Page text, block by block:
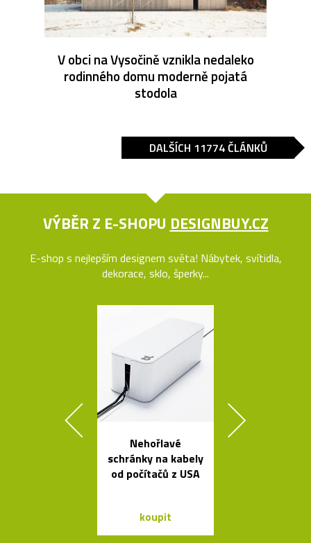
V obci na Vysočině vznikla nedaleko
rodinného domu moderně pojatá
stodola
DALŠÍCH 11774 ČLÁNKŮ
VÝBĚR Z E-SHOPU DESIGNBUY.CZ
E-shop s nejlepším designem světa! Nábytek, svítidla,
dekorace, sklo, šperky...
Nehořlavé
schránky na kabely
od počítačů z USA
koupit